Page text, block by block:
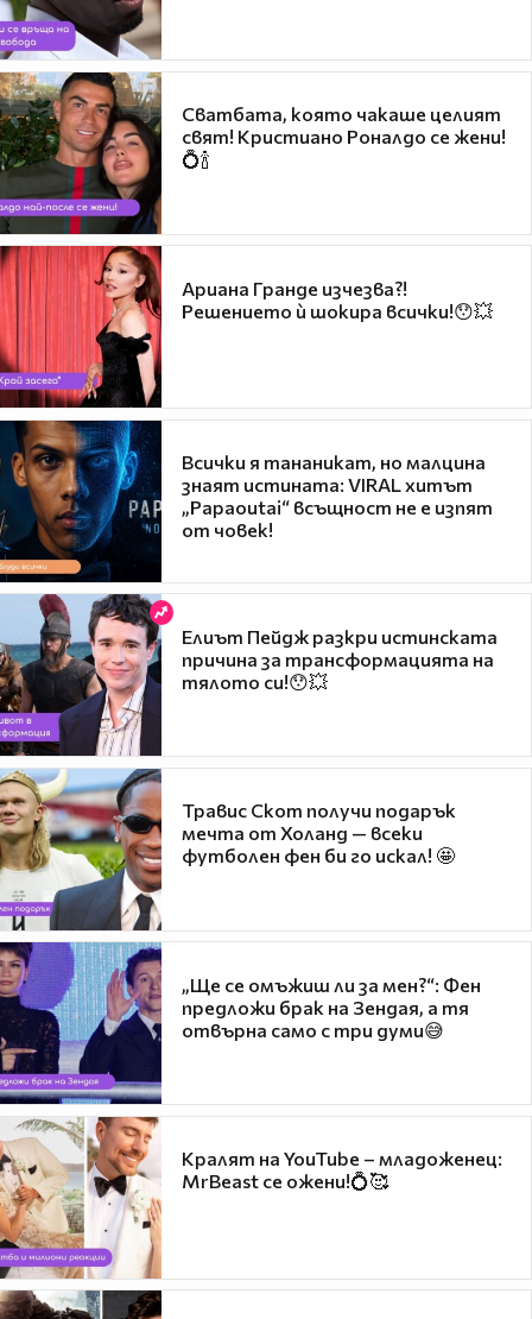
Сватбата, която чакаше целият
свят! Кристиано Роналдо се жени!
💍🍾
Ариана Гранде изчезва?!
Решението ѝ шокира всички!😯💥
Всички я тананикат, но малцина
знаят истината: VIRAL хитът
„Papaoutai“ всъщност не е изпят
от човек!
Елиът Пейдж разкри истинската
причина за трансформацията на
тялото си!😯💥
Травис Скот получи подарък
мечта от Холанд — всеки
футболен фен би го искал! 🤩
„Ще се омъжиш ли за мен?“: Фен
предложи брак на Зендая, а тя
отвърна само с три думи😅
Кралят на YouTube – младоженец:
MrBeast се ожени!💍🥰